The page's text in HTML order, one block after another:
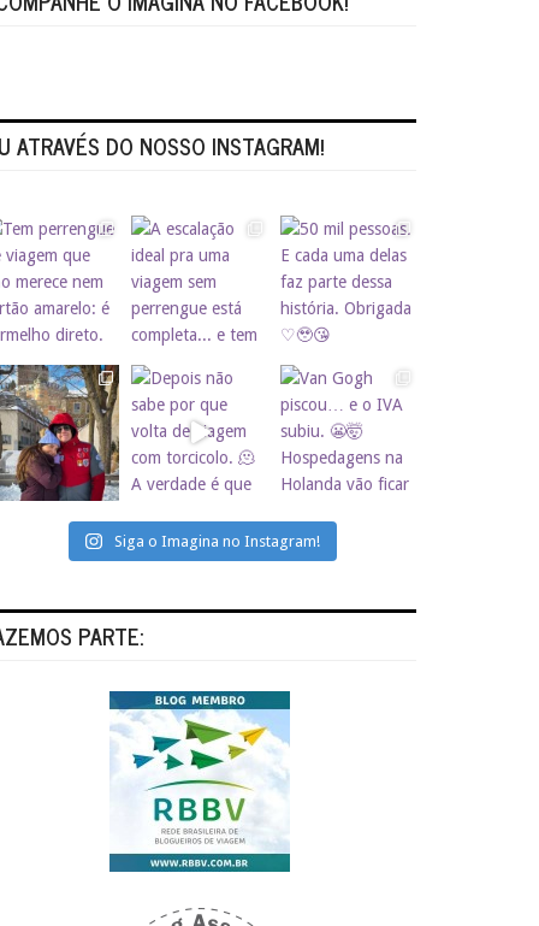
ATRAVÉS DO NOSSO INSTAGRAM!
Siga o Imagina no Instagram!
PARTE: